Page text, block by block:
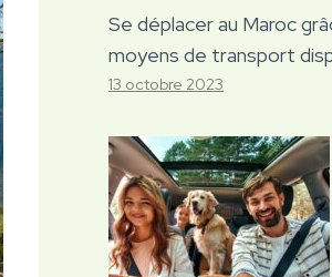
Se déplacer au Maroc
moyens de transport
13 octobre 2023